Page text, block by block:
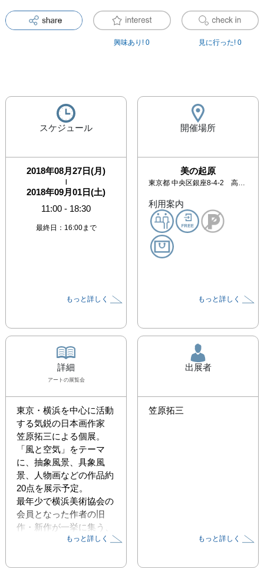
興味あり! 0 見に行った! 0
スケジュール
2018年08月27日(月)
|
2018年09月01日(土)
11:00 - 18:30
最終日：16:00まで
もっと詳しく
開催場所
美の起原
東京都 中央区銀座8-4-2 高木屋ビル1階
利用案内
もっと詳しく
詳細
アート の展覧会
東京・横浜を中心に活動
する気鋭の日本画作家
笠原拓三による個展。
「風と空気」をテーマ
に、抽象風景、具象風
景、人物画などの作品約
20点を展示予定。
最年少で横浜美術協会の
会員となった作者の旧
作・新作が一挙に集う、
平成最後の機会をお見逃
もっと詳しく
出展者
笠原拓三
もっと詳しく